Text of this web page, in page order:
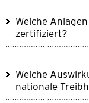
Welche
zertifiziert?
Welche
nationale